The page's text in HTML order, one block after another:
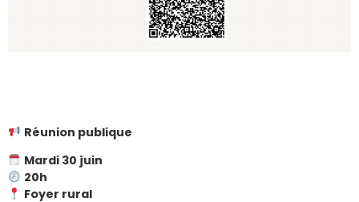
Réunion publique
Mardi 30 juin
20h
Foyer rural